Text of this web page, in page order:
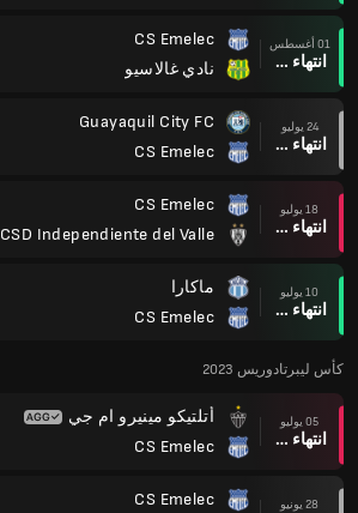
01 أغسطس
انتهاء وقت المباراة
CS Emelec
نادي غالاسيو
24 يوليو
انتهاء وقت المباراة
Guayaquil City FC
CS Emelec
18 يوليو
انتهاء وقت المباراة
CS Emelec
CSD Independiente del Valle
10 يوليو
انتهاء وقت المباراة
ماكارا
CS Emelec
كأس ليبرتادوريس 2023
05 يوليو
انتهاء وقت المباراة
أتلتيكو مينيرو ام جي
CS Emelec
28 يونيو
CS Emelec